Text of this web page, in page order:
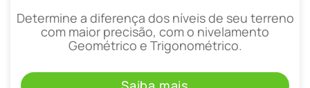
Determine a diferença dos níveis de seu terreno
com maior precisão, com o nivelamento
Geométrico e Trigonométrico.